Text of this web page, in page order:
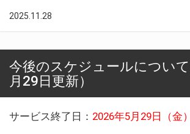
2025.11.28
今後のスケジュールについ
月29日更新）
サービス終了日： 2026年5月29日（金）